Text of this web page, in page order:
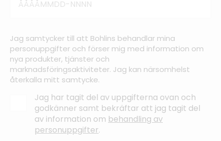
Jag samtycker till att Bohlins behandlar mina
personuppgifter och förser mig med information om
nya produkter, tjänster och
marknadsföringsaktiviteter. Jag kan närsomhelst
återkalla mitt samtycke.
Jag har tagit del av uppgifterna ovan och
godkänner samt bekräftar att jag tagit del
av information om behandling av
personuppgifter.